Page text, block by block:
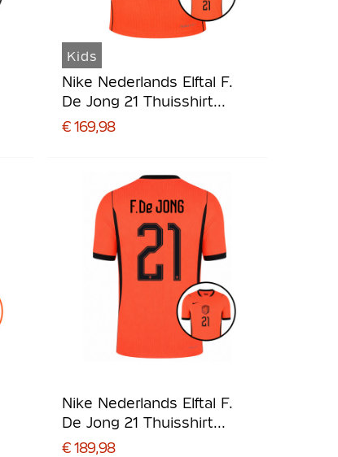
Kids
Nike Nederlands Elftal F.
De Jong 21 Thuisshirt
Authentic 2026-2028 Kids
€ 169,98
Nike Nederlands Elftal F.
De Jong 21 Thuisshirt
Authentic 2026-2028
€ 189,98